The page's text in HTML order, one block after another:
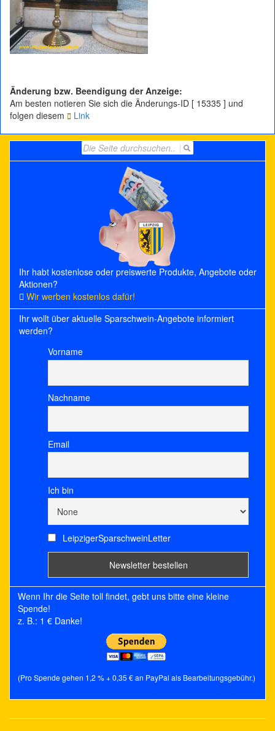
Änderung bzw. Beendigung der Anzeige:
Am besten notieren Sie sich die Änderungs-ID [ 15335 ] und
folgen diesem
Link
for:
Ihr habt kostenlose oder preiswerte Produkte, Angebote oder
Aktionen?
Wir werben kostenlos dafür!
Ihr wollt über aktuelle Sparschwein-Angebote informiert
werden?
Vorname
Nachname
Email
Ich bin
LeipzigerSparschweinLetter
Wenn Ihr die Seite toll findet, gebt uns bitte eine kleine
Spende!
z. B.: 1 € Danke!
(Pro Spende gehen 1,2 % + 0,35 € an PayPal als Bearbeitungsgebühr.)